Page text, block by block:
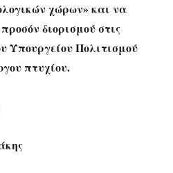
χώρων» και να
διορισμού στις
Υπουργείου Πολιτισμού
πτυχίου.